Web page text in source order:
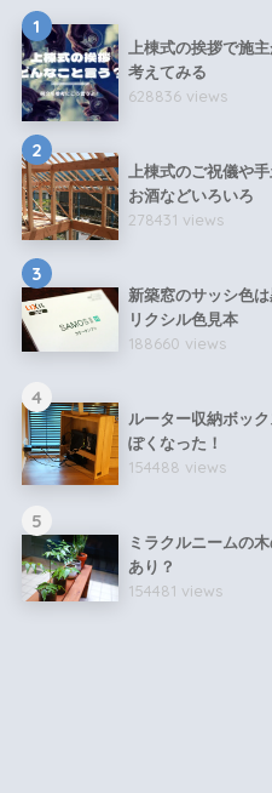
1
上棟式の挨拶で施
考えてみる
628836 views
2
上棟式のご祝儀や手
お酒などいろいろ
278431 views
3
新築窓のサッシ色
リクシル色見本
188660 views
4
ルーター収納ボッ
ぽくなった！
154488 views
5
ミラクルニームの
あり？
154481 views